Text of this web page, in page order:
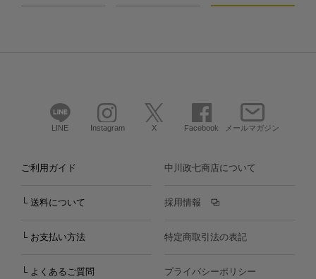
LINE Instagram X Facebook メールマガジン
ご利用ガイド
└ 送料について
└ お支払い方法
└ よくあるご質問
中川政七商店について
採用情報
特定商取引法の表記
プライバシーポリシー